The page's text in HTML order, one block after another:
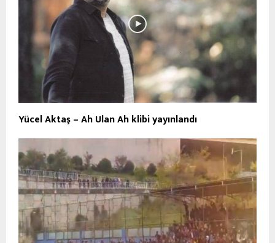
Yücel Aktaş – Ah Ulan Ah klibi yayınlandı